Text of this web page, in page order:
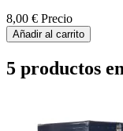
8,00 € Precio
Añadir al carrito
5 productos